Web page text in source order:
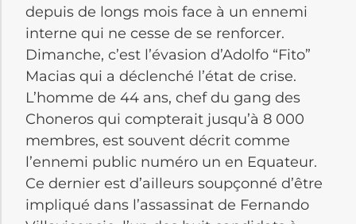
depuis de longs mois face à un ennemi
interne qui ne cesse de se renforcer.
Dimanche, c’est l’évasion d’Adolfo “Fito”
Macias qui a déclenché l’état de crise.
L’homme de 44 ans, chef du gang des
Choneros qui compterait jusqu’à 8 000
membres, est souvent décrit comme
l’ennemi public numéro un en Equateur.
Ce dernier est d’ailleurs soupçonné d’être
impliqué dans l’assassinat de Fernando